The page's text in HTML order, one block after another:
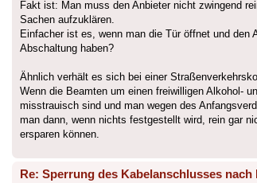
Fakt ist: Man muss den Anbieter nicht zwingend
Sachen aufzuklären.
Einfacher ist es, wenn man die Tür öffnet und
Abschaltung haben?
Ähnlich verhält es sich bei einer
Wenn die Beamten um einen freiwilligen Alkohol-
misstrauisch sind und man wegen des
man dann, wenn nichts festgestellt wird, rein gar
ersparen können.
Re: Sperrung des Kabelanschlusses